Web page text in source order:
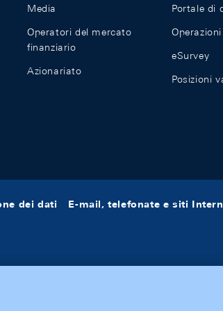
Media
Operatori del mercato
finanziario
Azionariato
Portale di
eSurvey
Posizioni
dei dati E-mail, telefonate e siti